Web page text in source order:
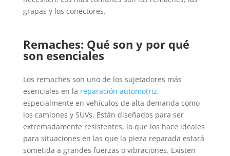
grapas y los conectores.
Remaches: Qué son y por qué
son esenciales
Los remaches son uno de los sujetadores más
esenciales en la reparación automotriz,
especialmente en vehículos de alta demanda como
los camiones y SUVs. Están diseñados para ser
extremadamente resistentes, lo que los hace ideales
para situaciones en las que la pieza reparada estará
sometida a grandes fuerzas o vibraciones. Existen